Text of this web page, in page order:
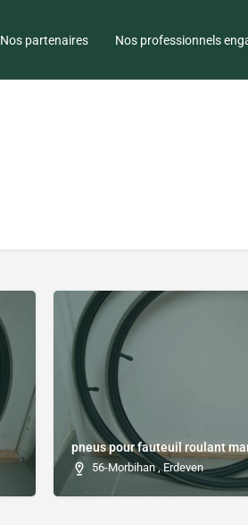
Nos partenaires Nos professionnels
pneus pour fauteuil roulant
56-Morbihan , Erdeven